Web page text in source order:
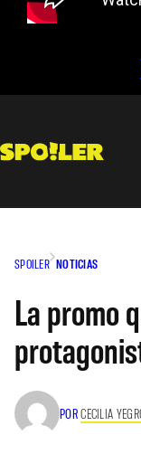
SPOILER NOTICIAS
La promo
PORCECILIA